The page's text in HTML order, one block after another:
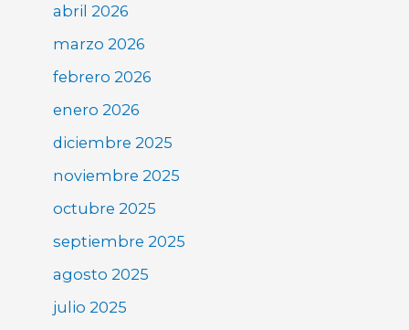
abril 2026
marzo 2026
febrero 2026
enero 2026
diciembre 2025
noviembre 2025
octubre 2025
septiembre 2025
agosto 2025
julio 2025